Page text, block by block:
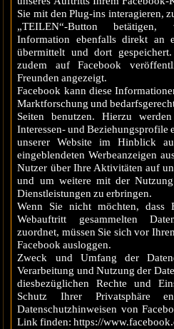
Sie mit den Plug-ins interagieren,
„TEILEN“-Button
Information ebenfalls direkt an
übermittelt und dort
zudem auf Facebook
Freunden angezeigt.
Facebook kann diese
Marktforschung und
Seiten benutzen. Hierzu
Interessen- und Beziehungsprofile
unserer Website im Hinblick
eingeblendeten Werbeanzeigen
Nutzer über Ihre Aktivitäten auf
und um weitere mit der
Dienstleistungen zu erbringen.
Wenn Sie nicht möchten, dass
Webauftritt gesammelten
zuordnet, müssen Sie sich vor
Facebook ausloggen.
Zweck und Umfang der
Verarbeitung und Nutzung der
diesbezüglichen Rechte und
Schutz Ihrer Privatsphäre
Datenschutzhinweisen von
Link finden: https://